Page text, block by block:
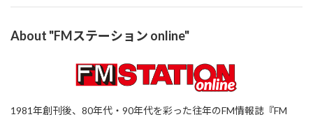
About "FMステーション online"
1981年創刊後、80年代・90年代を彩った往年のFM情報誌『FM